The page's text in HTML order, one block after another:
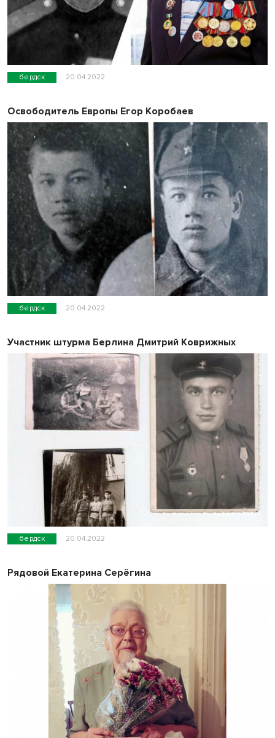
бердск 20.04.2022
бердск 20.04.2022
Освободитель Европы Егор Коробаев
бердск 20.04.2022
Участник штурма Берлина Дмитрий Коврижных
Рядовой Екатерина Серёгина